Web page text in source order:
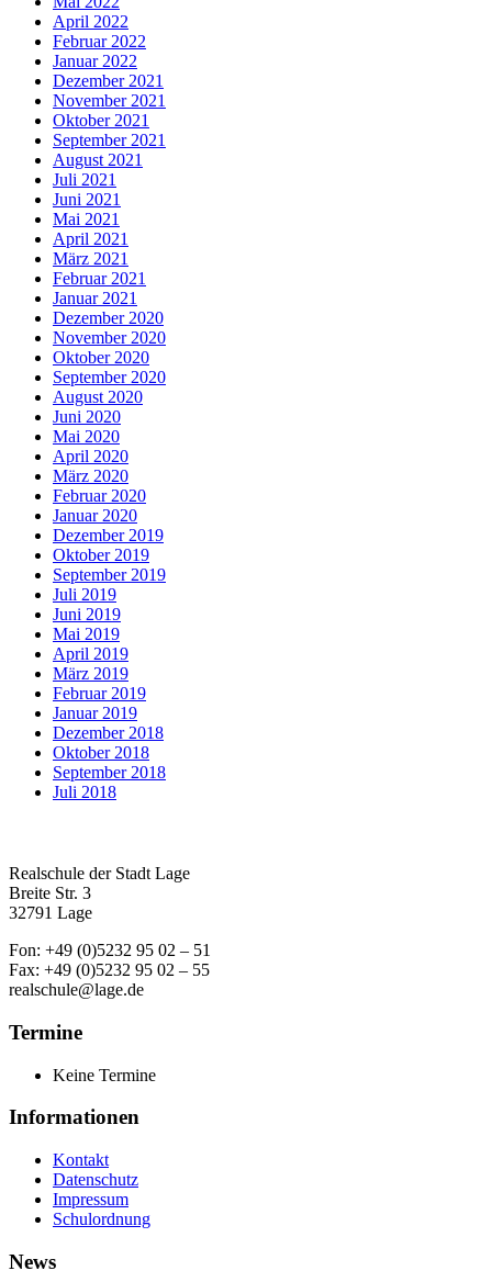
April 2022
Februar 2022
Januar 2022
Dezember 2021
November 2021
Oktober 2021
September 2021
August 2021
Juli 2021
Juni 2021
Mai 2021
April 2021
März 2021
Februar 2021
Januar 2021
Dezember 2020
November 2020
Oktober 2020
September 2020
August 2020
Juni 2020
Mai 2020
April 2020
März 2020
Februar 2020
Januar 2020
Dezember 2019
Oktober 2019
September 2019
Juli 2019
Juni 2019
Mai 2019
April 2019
März 2019
Februar 2019
Januar 2019
Dezember 2018
Oktober 2018
September 2018
Juli 2018
Realschule der Stadt Lage
Breite Str. 3
32791 Lage
Fon: +49 (0)5232 95 02 – 51
Fax: +49 (0)5232 95 02 – 55
realschule@lage.de
Termine
Keine Termine
Informationen
Kontakt
Datenschutz
Impressum
Schulordnung
News